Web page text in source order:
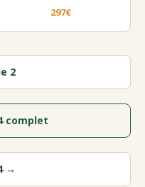
297€
2
complet
→